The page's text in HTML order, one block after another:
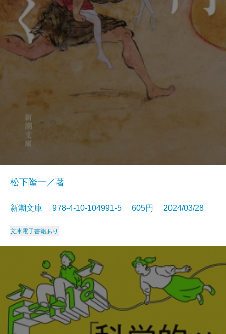
松下隆一／著
新潮文庫 978-4-10-104991-5 605円 2024/03/28
文庫電子書籍あり